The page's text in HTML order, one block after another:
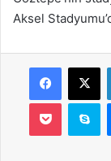
Aksel
Facebook
X
Pocket